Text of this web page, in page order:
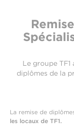
Le groupe
diplômes de la
La remise de
les locaux de TF1.